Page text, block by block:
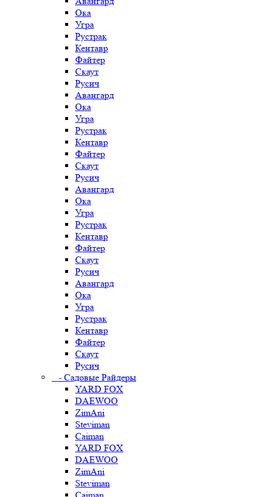
Ока
Угра
Рустрак
Кентавр
Файтер
Скаут
Русич
Авангард
Ока
Угра
Рустрак
Кентавр
Файтер
Скаут
Русич
Авангард
Ока
Угра
Рустрак
Кентавр
Файтер
Скаут
Русич
Авангард
Ока
Угра
Рустрак
Кентавр
Файтер
Скаут
Русич
- Садовые Райдеры
YARD FOX
DAEWOO
ZimAni
Steviman
Caiman
YARD FOX
DAEWOO
ZimAni
Steviman